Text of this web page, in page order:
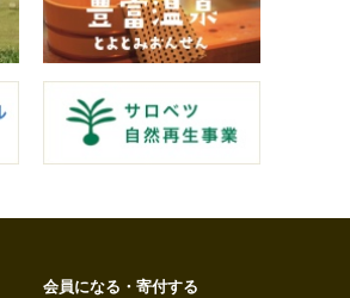
会員になる・寄付する